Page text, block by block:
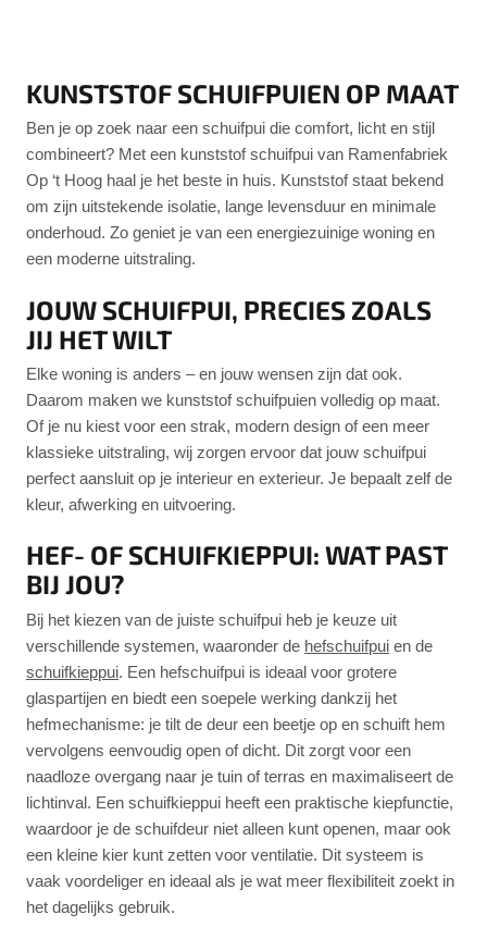
KUNSTSTOF SCHUIFPUIEN OP MAAT
Ben je op zoek naar een schuifpui die comfort, licht en stijl
combineert? Met een kunststof schuifpui van Ramenfabriek
Op ‘t Hoog haal je het beste in huis. Kunststof staat bekend
om zijn uitstekende isolatie, lange levensduur en minimale
onderhoud. Zo geniet je van een energiezuinige woning en
een moderne uitstraling.
JOUW SCHUIFPUI, PRECIES ZOALS
JIJ HET WILT
Elke woning is anders – en jouw wensen zijn dat ook.
Daarom maken we kunststof schuifpuien volledig op maat.
Of je nu kiest voor een strak, modern design of een meer
klassieke uitstraling, wij zorgen ervoor dat jouw schuifpui
perfect aansluit op je interieur en exterieur. Je bepaalt zelf de
kleur, afwerking en uitvoering.
HEF- OF SCHUIFKIEPPUI: WAT PAST
BIJ JOU?
Bij het kiezen van de juiste schuifpui heb je keuze uit
verschillende systemen, waaronder de hefschuifpui en de
schuifkieppui. Een hefschuifpui is ideaal voor grotere
glaspartijen en biedt een soepele werking dankzij het
hefmechanisme: je tilt de deur een beetje op en schuift hem
vervolgens eenvoudig open of dicht. Dit zorgt voor een
naadloze overgang naar je tuin of terras en maximaliseert de
lichtinval. Een schuifkieppui heeft een praktische kiepfunctie,
waardoor je de schuifdeur niet alleen kunt openen, maar ook
een kleine kier kunt zetten voor ventilatie. Dit systeem is
vaak voordeliger en ideaal als je wat meer flexibiliteit zoekt in
het dagelijks gebruik.